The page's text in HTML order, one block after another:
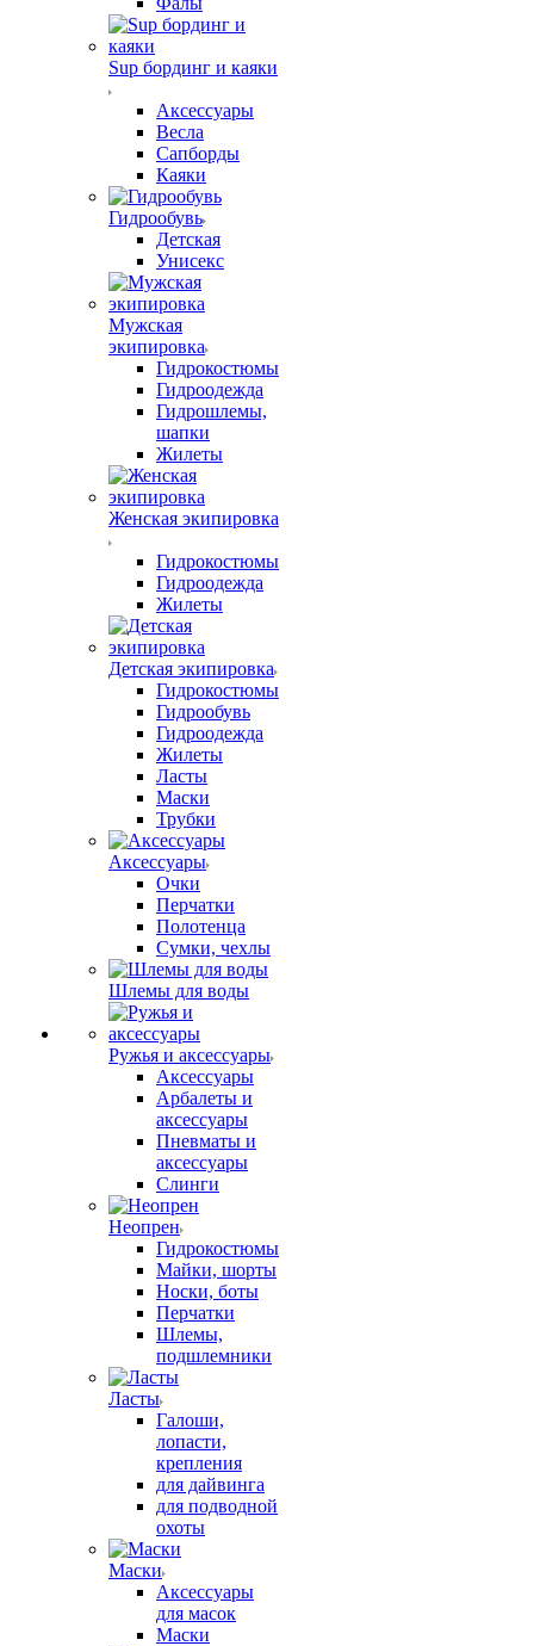
Sup бординг и каяки
Аксессуары
Весла
Сапборды
Каяки
Гидрообувь
Детская
Унисекс
Мужская
экипировка
Гидрокостюмы
Гидроодежда
Гидрошлемы,
шапки
Жилеты
Женская экипировка
Гидрокостюмы
Гидроодежда
Жилеты
Детская экипировка
Гидрокостюмы
Гидрообувь
Гидроодежда
Жилеты
Ласты
Маски
Трубки
Аксессуары
Очки
Перчатки
Полотенца
Сумки, чехлы
Шлемы для воды
Ружья и аксессуары
Аксессуары
Арбалеты и
аксессуары
Пневматы и
аксессуары
Слинги
Неопрен
Гидрокостюмы
Майки, шорты
Носки, боты
Перчатки
Шлемы,
подшлемники
Ласты
Галоши,
лопасти,
крепления
для дайвинга
для подводной
охоты
Маски
Аксессуары
для масок
Маски